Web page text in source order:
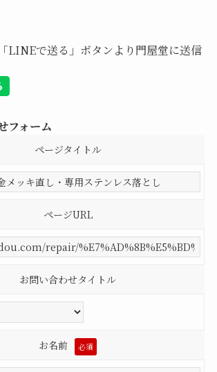
LINEで送る」ボタンより門屋堂に送信
フォーム
ページタイトル
ページURL
お問い合わせタイトル
お名前 必須